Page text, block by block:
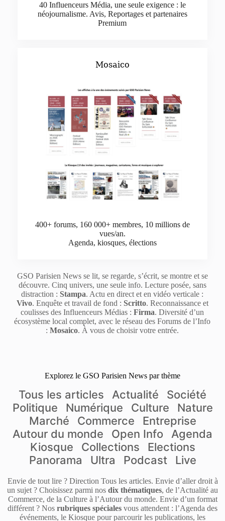
40 Influenceurs Média, une seule exigence : le
néojournalisme. Avis, Reportages et partenaires
Premium
Mosaico
400+ forums, 160 000+ membres, 10 millions de
vues/an.
Agenda, kiosques, élections
GSO Parisien News se lit, se regarde, s’écrit, se montre et se
découvre. Cinq univers, une seule info. Lecture posée, sans
distraction : Stampa. Actu en direct et en vidéo verticale :
Vivo. Enquête et travail de fond : Scritto. Reconnaissance et
coulisses des Influenceurs Médias :Firma. Diversité d’un
écosystème local complet, avec le réseau des Forums de l’Info
:Mosaico. À vous de choisir votre entrée.
Explorez le GSO Parisien News par thème
Tous les articles Actualité
Société
Politique
Numérique Culture
Nature
Marché
Commerce
Entreprise
Autour du monde
Open Info
Agenda
Kiosque
Collections
Elections
Panorama
Ultra Podcast Live
Envie de tout lire ? Direction Tous les articles. Envie d’aller droit à
un sujet ? Choisissez parmi nos dix thématiques, de l’Actualité au
Commerce, de la Culture à l’Autour du monde. Envie d’un format
différent ? Nos rubriques spéciales vous attendent : l’Agenda des
événements, le Kiosque pour parcourir les publications, les